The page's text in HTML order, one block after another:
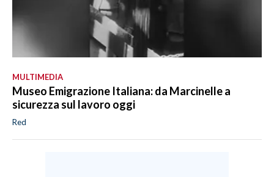
MULTIMEDIA
Museo Emigrazione Italiana: da Marcinelle a
sicurezza sul lavoro oggi
Red